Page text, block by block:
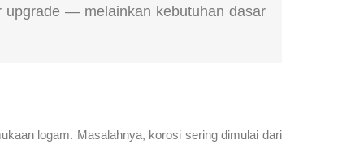
upgrade — melainkan kebutuhan dasar
logam. Masalahnya, korosi sering dimulai dari